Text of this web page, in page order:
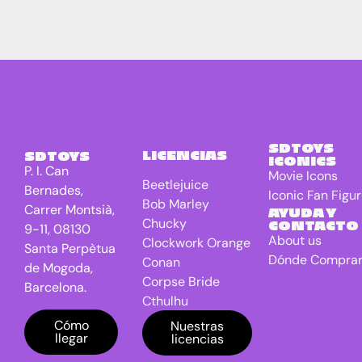
SDTOYS
P. I. Can
Bernades,
Carrer Montsià,
9-11, 08130
Santa Perpètua
de Mogoda,
Barcelona.
Cómo
llegar
LICENCIAS
Beetlejuice
Bob Marley
Chucky
Clockwork Orange
Conan
Corpse Bride
Cthulhu
DC Universe
Batman
Nuestras
licencias
SDTOYS
ICONICS
Movie Icons
Iconic Fan
AYUDA Y
CONTACTO
About us
Dónde Comprar